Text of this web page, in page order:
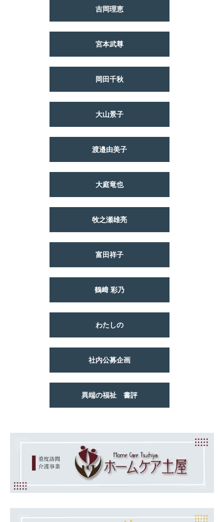
吉岡理恵
宮本武尊
岡田千秋
大山景子
渡邉由美子
大庭竜也
牧之瀬雄亮
富田祥子
鶴﨑 彩乃
わたしの
社内公募企画
異端の福祉 書評